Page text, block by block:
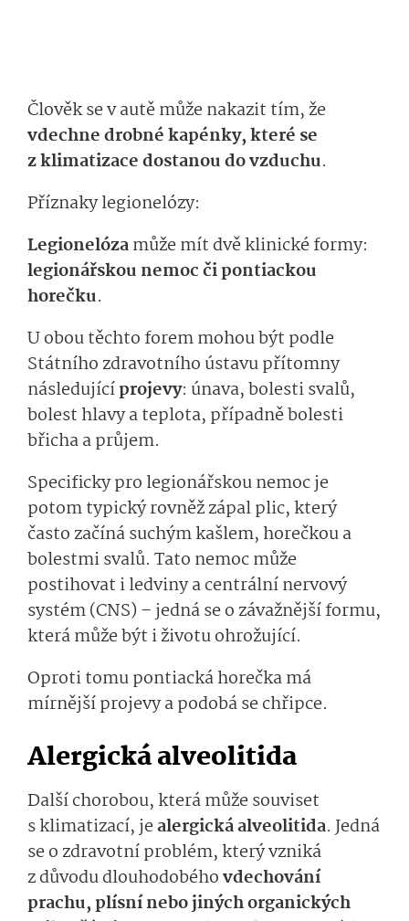
Člověk se v autě může nakazit tím, že
vdechne drobné kapénky, které se
z klimatizace dostanou do vzduchu.
Příznaky legionelózy:
Legionelózamůže mít dvě klinické formy:
legionářskou nemoc či pontiackou
horečku.
U obou těchto forem mohou být podle
Státního zdravotního ústavu přítomny
následujícíprojevy: únava, bolesti svalů,
bolest hlavy a teplota, případně bolesti
břicha a průjem.
Specificky pro legionářskou nemoc je
potom typický rovněž zápal plic, který
často začíná suchým kašlem, horečkou a
bolestmi svalů. Tato nemoc může
postihovat i ledviny a centrální nervový
systém (CNS) – jedná se o závažnější formu,
která může být i životu ohrožující.
Oproti tomu pontiacká horečka má
mírnější projevy a podobá se chřipce.
Alergická alveolitida
Další chorobou, která může souviset
s klimatizací, jealergická alveolitida. Jedná
se o zdravotní problém, který vzniká
z důvodu dlouhodobéhovdechování
prachu, plísní nebo jiných organických